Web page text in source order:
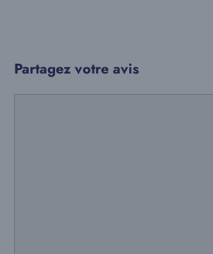
Partagez votre avis